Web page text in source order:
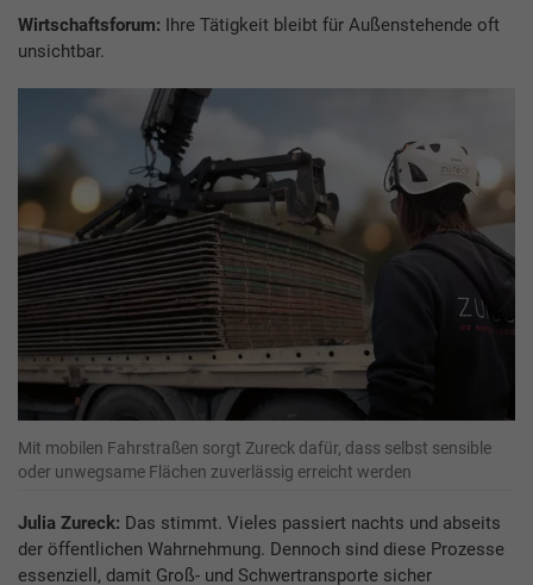
Wirtschaftsforum:
Ihre Tätigkeit bleibt für Außenstehende oft
unsichtbar.
Mit mobilen Fahrstraßen sorgt Zureck dafür, dass selbst sensible
oder unwegsame Flächen zuverlässig erreicht werden
Julia Zureck: Das stimmt. Vieles passiert nachts und abseits
der öffentlichen Wahrnehmung. Dennoch sind diese Prozesse
essenziell, damit Groß- und Schwertransporte sicher